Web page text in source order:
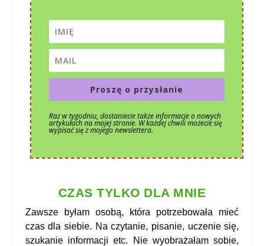
Proszę o przysłanie
Raz w tygodniu, dostaniecie także informacje o nowych
artykułach na mojej stronie. W każdej chwili możecie się
wypisać się z mojego newslettera.
CZAS TYLKO DLA MNIE
Zawsze byłam osobą, która potrzebowała mieć
czas dla siebie. Na czytanie, pisanie, uczenie się,
szukanie informacji etc. Nie wyobrażałam sobie,